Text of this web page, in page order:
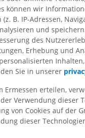
Kerne des
können wir
B. IP-Adressen,
und
des
Erhebung und
Sie in unserer
erteilen,
Verwendung dieser
von Cookies auf der
dieser